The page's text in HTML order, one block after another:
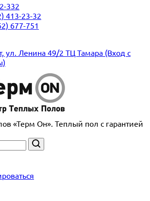
332
413-23-32
677-751
ул. Ленина 49/2 ТЦ Тамара (Вход с
«Терм Он». Теплый пол с гарантией